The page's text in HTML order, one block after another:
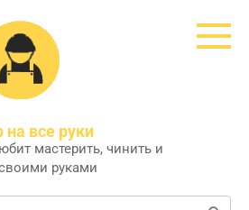
на все руки
мастерить, чинить и
руками